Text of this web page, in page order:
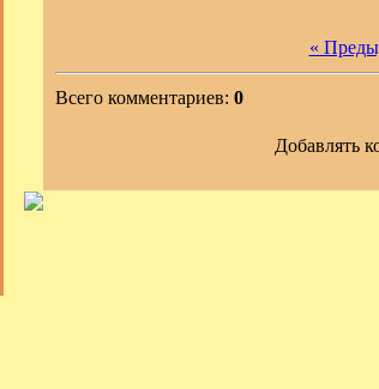
«
Всего комментариев: 0
Добавлять